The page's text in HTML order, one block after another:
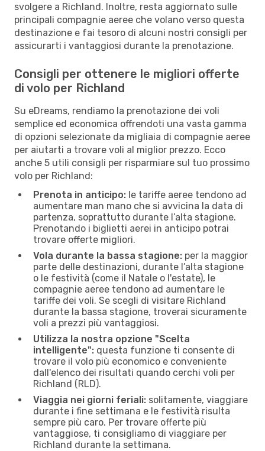
svolgere a Richland. Inoltre, resta aggiornato sulle
principali compagnie aeree che volano verso questa
destinazione e fai tesoro di alcuni nostri consigli per
assicurarti i vantaggiosi durante la prenotazione.
Consigli per ottenere le migliori offerte
di volo per Richland
Su eDreams, rendiamo la prenotazione dei voli
semplice ed economica offrendoti una vasta gamma
di opzioni selezionate da migliaia di compagnie aeree
per aiutarti a trovare voli al miglior prezzo. Ecco
anche 5 utili consigli per risparmiare sul tuo prossimo
volo per Richland:
Prenota in anticipo: le tariffe aeree tendono ad
aumentare man mano che si avvicina la data di
partenza, soprattutto durante l’alta stagione.
Prenotando i biglietti aerei in anticipo potrai
trovare offerte migliori.
Vola durante la bassa stagione: per la maggior
parte delle destinazioni, durante l’alta stagione
o le festività (come il Natale o l'estate), le
compagnie aeree tendono ad aumentare le
tariffe dei voli. Se scegli di visitare Richland
durante la bassa stagione, troverai sicuramente
voli a prezzi più vantaggiosi.
Utilizza la nostra opzione "Scelta
intelligente": questa funzione ti consente di
trovare il volo più economico e conveniente
dall'elenco dei risultati quando cerchi voli per
Richland (RLD).
Viaggia nei giorni feriali: solitamente, viaggiare
durante i fine settimana e le festività risulta
sempre più caro. Per trovare offerte più
vantaggiose, ti consigliamo di viaggiare per
Richland durante la settimana.